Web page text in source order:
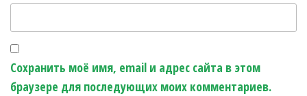
Сохранить моё имя, email и адрес сайта в этом
браузере для последующих моих комментариев.